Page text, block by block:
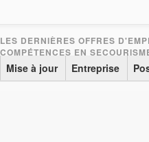
Mise à jour Entreprise